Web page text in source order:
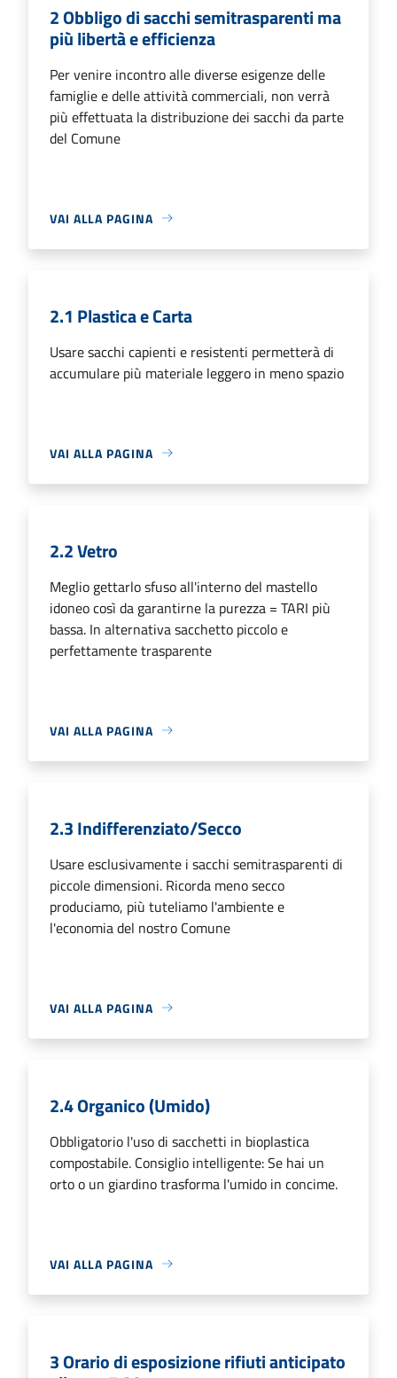
2 Obbligo di sacchi semitrasparenti ma
più libertà e efficienza
Per venire incontro alle diverse esigenze delle
famiglie e delle attività commerciali, non verrà
più effettuata la distribuzione dei sacchi da parte
del Comune
VAI ALLA PAGINA
2.1 Plastica e Carta
Usare sacchi capienti e resistenti permetterà di
accumulare più materiale leggero in meno spazio
VAI ALLA PAGINA
2.2 Vetro
Meglio gettarlo sfuso all'interno del mastello
idoneo così da garantirne la purezza = TARI più
bassa. In alternativa sacchetto piccolo e
perfettamente trasparente
VAI ALLA PAGINA
2.3 Indifferenziato/Secco
Usare esclusivamente i sacchi semitrasparenti di
piccole dimensioni. Ricorda meno secco
produciamo, più tuteliamo l'ambiente e
l'economia del nostro Comune
VAI ALLA PAGINA
2.4 Organico (Umido)
Obbligatorio l'uso di sacchetti in bioplastica
compostabile. Consiglio intelligente: Se hai un
orto o un giardino trasforma l'umido in concime.
VAI ALLA PAGINA
3 Orario di esposizione rifiuti anticipato